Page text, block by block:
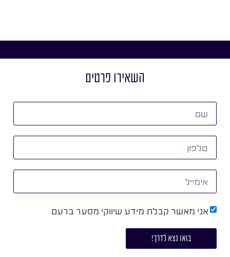
השאירו פרטים
אני מאשר קבלת מידע שיווקי מסער ברעם
בואו נצא לדרך!